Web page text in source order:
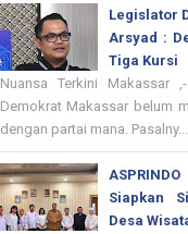
Legislator
Arsyad :
Tiga Kursi
Nuansa Terkini Makassar
Demokrat Makassar belum
dengan partai mana. Pasalny...
Siapkan
Desa